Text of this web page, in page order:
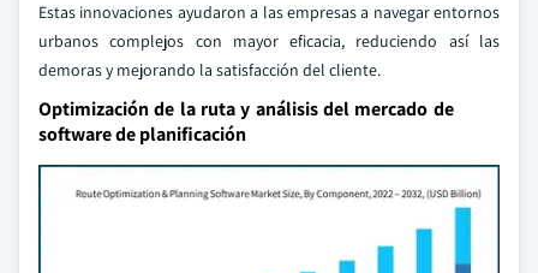
Estas innovaciones ayudaron a las empresas a navegar entornos
urbanos complejos con mayor eficacia, reduciendo así las
demoras y mejorando la satisfacción del cliente.
Optimización de la ruta y análisis del mercado de
software de planificación